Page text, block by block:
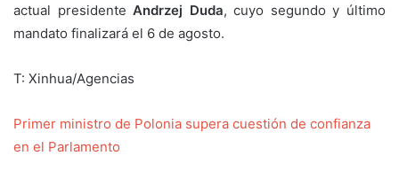
actual presidenteAndrzej Duda, cuyo segundo y último
mandato finalizará el 6 de agosto.
T: Xinhua/Agencias
Primer ministro de Polonia supera cuestión de confianza
en el Parlamento